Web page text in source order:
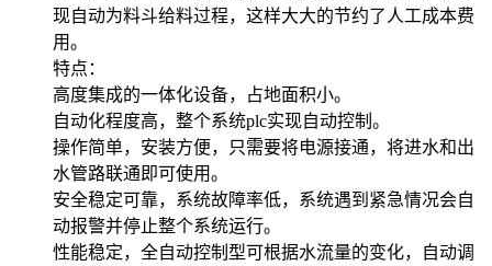
现自动为料斗给料过程，这样大大的节约了人工成本费
用。
特点：
高度集成的一体化设备，占地面积小。
自动化程度高，整个系统plc实现自动控制。
操作简单，安装方便，只需要将电源接通，将进水和出
水管路联通即可使用。
安全稳定可靠，系统故障率低，系统遇到紧急情况会自
动报警并停止整个系统运行。
性能稳定，全自动控制型可根据水流量的变化，自动调